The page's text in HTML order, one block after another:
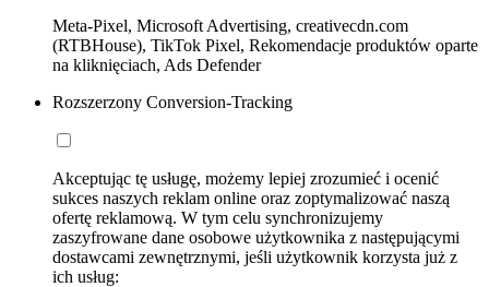
Meta-Pixel, Microsoft Advertising, creativecdn.com
(RTBHouse), TikTok Pixel, Rekomendacje produktów oparte
na kliknięciach, Ads Defender
Rozszerzony Conversion-Tracking
Akceptując tę usługę, możemy lepiej zrozumieć i ocenić
sukces naszych reklam online oraz zoptymalizować naszą
ofertę reklamową. W tym celu synchronizujemy
zaszyfrowane dane osobowe użytkownika z następującymi
dostawcami zewnętrznymi, jeśli użytkownik korzysta już z
ich usług: